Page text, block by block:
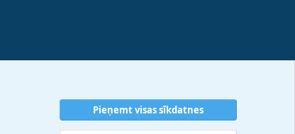
Pieņemt visas sīkdatnes